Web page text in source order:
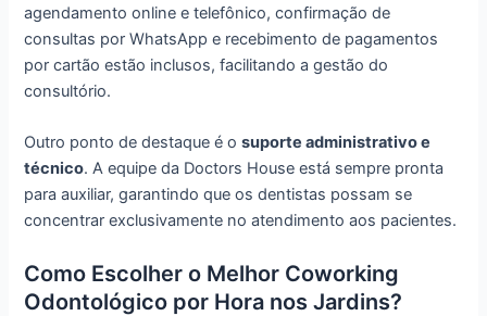
agendamento online e telefônico, confirmação de
consultas por WhatsApp e recebimento de pagamentos
por cartão estão inclusos, facilitando a gestão do
consultório.
Outro ponto de destaque é osuporte administrativo e
técnico. A equipe da Doctors House está sempre pronta
para auxiliar, garantindo que os dentistas possam se
concentrar exclusivamente no atendimento aos pacientes.
Como Escolher o Melhor Coworking
Odontológico por Hora nos Jardins?